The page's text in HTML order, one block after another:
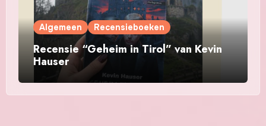
Algemeen Recensieboeken
Recensie “Geheim in Tirol” van Kevin
Hauser